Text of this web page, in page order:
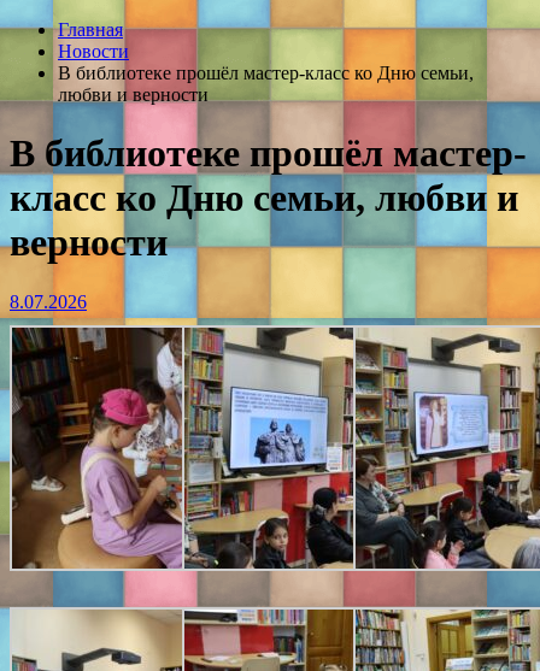
Главная
Новости
В библиотеке прошёл мастер-класс ко Дню семьи,
любви и верности
В библиотеке прошёл мастер-
класс ко Дню семьи, любви и
верности
8.07.2026